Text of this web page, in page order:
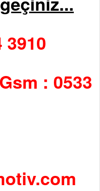
3910
: 0533